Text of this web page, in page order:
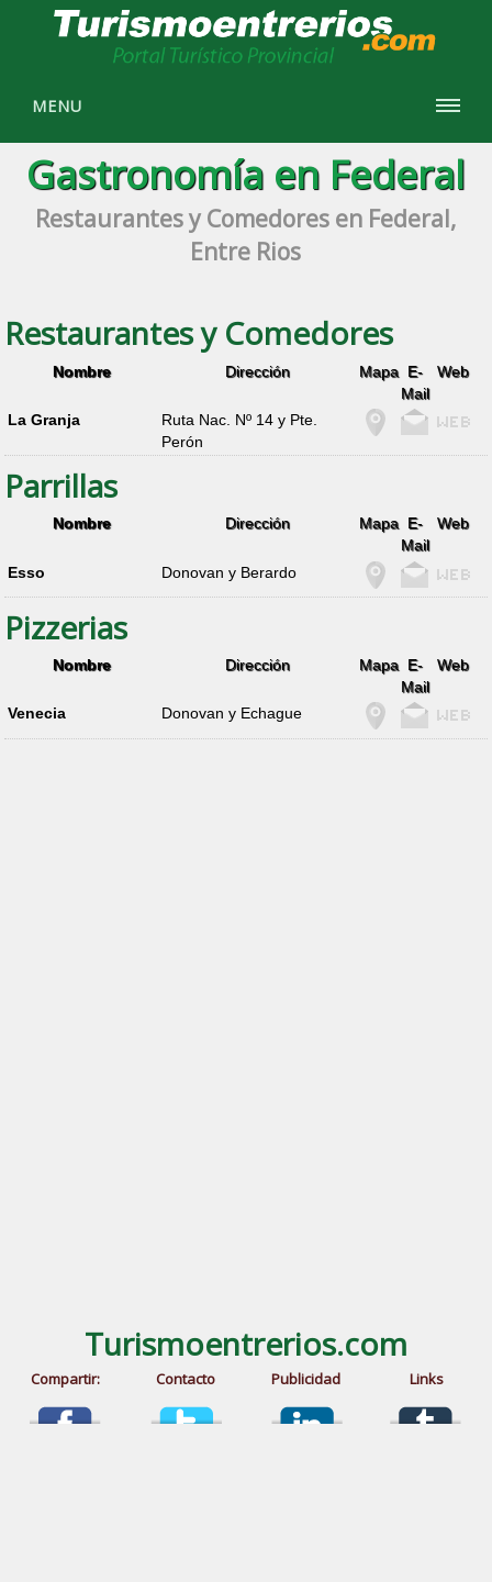
MENU
Gastronomía en Federal
Restaurantes y Comedores en Federal,
Entre Rios
Restaurantes y Comedores
Nombre Dirección Mapa E-
Mail
Web
La Granja
Ruta Nac. Nº 14 y Pte.
Perón
Parrillas
Nombre Dirección Mapa E-
Mail
Web
Esso Donovan y Berardo
Pizzerias
Nombre Dirección Mapa E-
Mail
Web
Venecia Donovan y Echague
Turismoentrerios.com
Compartir: Contacto Publicidad Links